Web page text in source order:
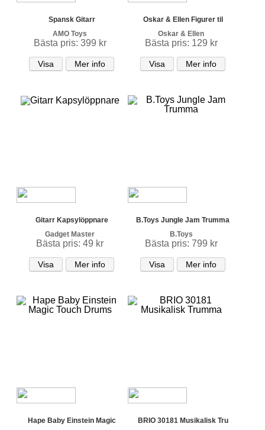
Spansk Gitarr
AMO Toys
Bästa pris: 399 kr
Visa Mer info
Oskar & Ellen Figurer til
Oskar & Ellen
Bästa pris: 129 kr
Visa Mer info
Gitarr Kapsylöppnare
Gadget Master
Bästa pris: 49 kr
Visa Mer info
B.Toys Jungle Jam Trumma
B.Toys
Bästa pris: 799 kr
Visa Mer info
Hape Baby Einstein Magic
BRIO 30181 Musikalisk Tru